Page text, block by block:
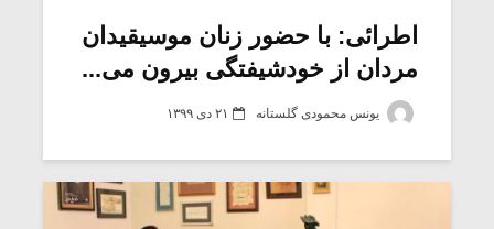
اطرائی: با حضور زنان موسیقیدان
مردان از خودشیفتگی بیرون می...
یونس محمودی گلستانه ۲۱ دی ۱۳۹۹